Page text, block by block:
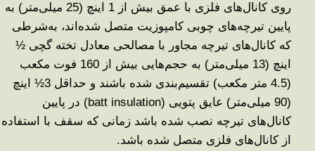
روی کانال‌های فلزی با عمق بیش از 1 اینچ (25 میلی‌متر) به
پایین تیرچه‌های چوبی کامپوزیت متصل شده‌اند، به‌شرطی
که کانال‌های تیرچه مجاور با مصالحی معادل تخته گچی ½
اینچ (13 میلی‌متر) به حجم‌هایی بیش از 160 فوت مکعب
(4.5
متر مکعب) تقسیم‌بندی شده باشند و حداقل 3½ اینچ
(90 میلی‌متر) عایق پتویی
(batt insulation)
در پایین
کانال‌های تیرچه نصب شده باشد زمانی که سقف با استفاده
از کانال‌های فلزی متصل شده باشد.